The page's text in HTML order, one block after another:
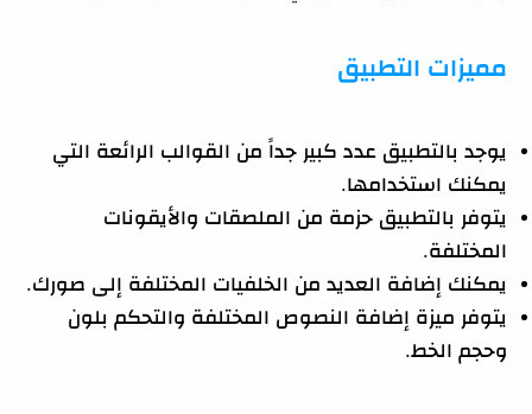
مميزات التطبيق
يوجد بالتطبيق عدد كبير جداً من القوالب الرائعة التي
يمكنك استخدامها.
يتوفر بالتطبيق حزمة من الملصقات والأيقونات
المختلفة.
يمكنك إضافة العديد من الخلفيات المختلفة إلى صورك.
يتوفر ميزة إضافة النصوص المختلفة والتحكم بلون
وحجم الخط.